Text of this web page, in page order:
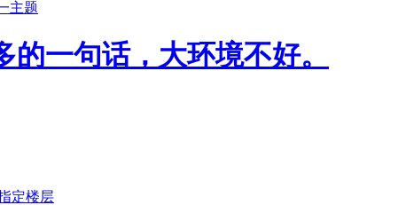
的一句话，大环境不好。